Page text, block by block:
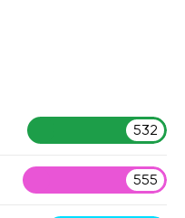
532
555